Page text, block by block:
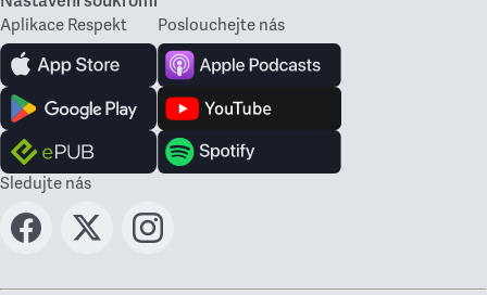
Aplikace Respekt Poslouchejte nás
Sledujte nás